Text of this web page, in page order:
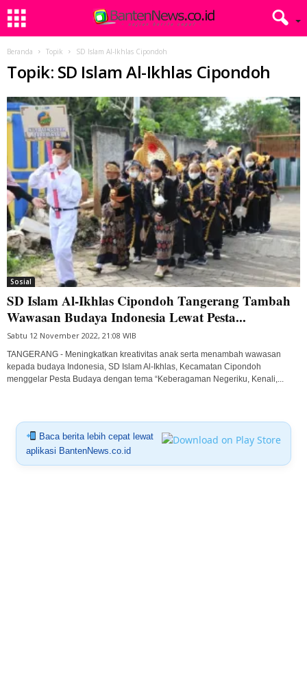
Beranda Topik SD Islam Al-Ikhlas Cipondoh
Topik: SD Islam Al-Ikhlas Cipondoh
Sosial
SD Islam Al-Ikhlas Cipondoh Tangerang Tambah
Wawasan Budaya Indonesia Lewat Pesta...
Sabtu 12 November 2022, 21:08 WIB
TANGERANG - Meningkatkan kreativitas anak serta menambah wawasan
kepada budaya Indonesia, SD Islam Al-Ikhlas, Kecamatan Cipondoh
menggelar Pesta Budaya dengan tema “Keberagaman Negeriku, Kenali,...
Baca berita lebih cepat lewat
aplikasi BantenNews.co.id